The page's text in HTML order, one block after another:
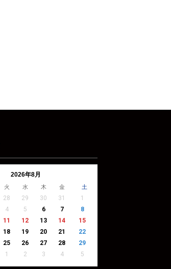
2026年8月
火 水 木 金 土
28 29 30 31
1
4 5 6 7
8
11 12 13 14
15
18 19 20 21
22
25 26 27 28
29
1 2 3 4 5